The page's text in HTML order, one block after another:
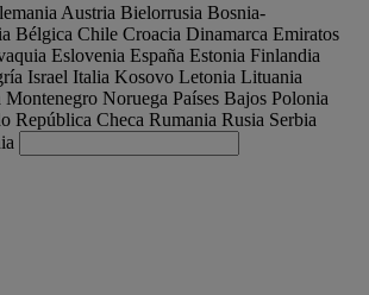
Austria Bielorrusia Bosnia-
Bélgica Chile Croacia Dinamarca Emiratos
Eslovenia España Estonia Finlandia
Israel Italia Kosovo Letonia Lituania
Montenegro Noruega Países Bajos Polonia
República Checa Rumania Rusia Serbia